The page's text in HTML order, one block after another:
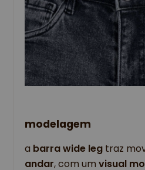
modelagem
a barra wide leg traz
andar, com um visual